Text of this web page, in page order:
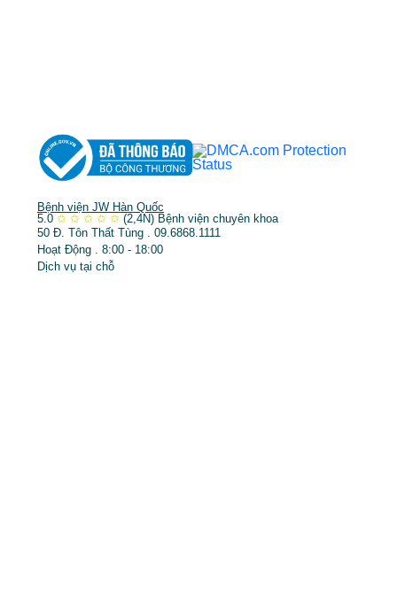
Bệnh viện JW Hàn Quốc
5.0 ✩ ✩ ✩ ✩ ✩ (2,4N) Bệnh viện chuyên khoa
50 Đ. Tôn Thất Tùng . 09.6868.1111
Hoạt Động . 8:00 - 18:00
Dịch vụ tại chỗ